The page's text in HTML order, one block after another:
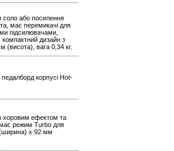
соло або посилення
має перемикачі для
підсилювачами,
компактний дизайн з
вага 0,34 кг.
корпусі Hot-
хоровим ефектом та
має режим Turbo для
(ширина) x 92 мм